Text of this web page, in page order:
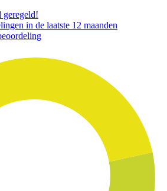
geregeld!
in de laatste 12 maanden